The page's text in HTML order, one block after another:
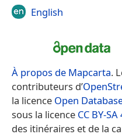
English
À propos de Mapcarta.
contributeurs d’
la licence Open
sous la licence CC BY-SA
des itinéraires et de la